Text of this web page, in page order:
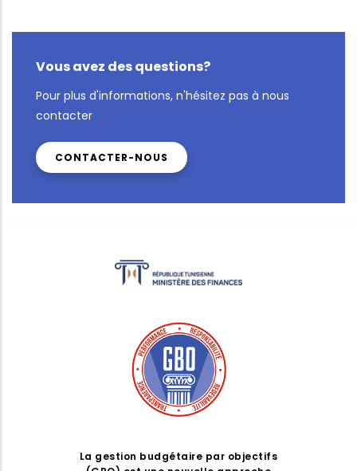
Vous avez des questions?
Pour plus d'informations, n'hésitez pas à nous
contacter
CONTACTER-NOUS
La gestion budgétaire par objectifs